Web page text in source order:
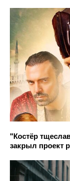
"Костёр
закрыл проект